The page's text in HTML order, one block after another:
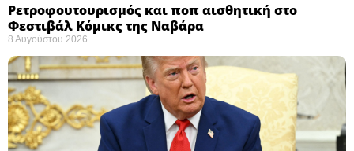
Ρετροφουτουρισμός και ποπ αισθητική στο
Φεστιβάλ Κόμικς της Ναβάρα ​
8 Αυγούστου 2026